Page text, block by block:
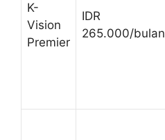
K-
Vision
Premier
IDR
265.000/bulan